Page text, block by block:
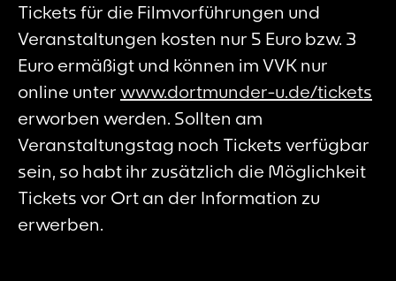
Tickets für die Filmvorführungen und
Veranstaltungen kosten nur 5 Euro bzw. 3
Euro ermäßigt und können im VVK nur
online unter www.dortmunder-u.de/tickets
erworben werden. Sollten am
Veranstaltungstag noch Tickets verfügbar
sein, so habt ihr zusätzlich die Möglichkeit
Tickets vor Ort an der Information zu
erwerben.